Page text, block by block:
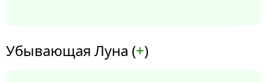
Убывающая Луна (+)